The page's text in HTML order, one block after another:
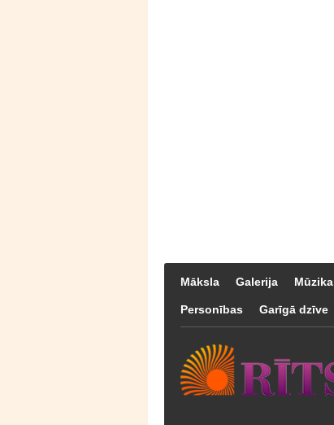
Māksla Galerija Mūzika
Personības Garīgā dzīve